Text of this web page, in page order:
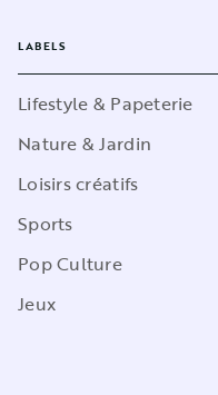
LABELS
Lifestyle & Papeterie
Nature & Jardin
Loisirs créatifs
Sports
Pop Culture
Jeux